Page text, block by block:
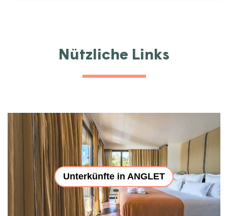
Nützliche Links
Unterkünfte in ANGLET